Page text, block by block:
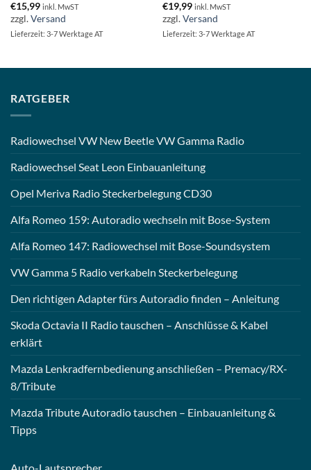
€15,99 inkl. MwST
zzgl.Versand
Lieferzeit: 3-7 Werktage AT
€19,99 inkl. MwST
zzgl.Versand
Lieferzeit: 3-7 Werktage AT
RATGEBER
Radiowechsel VW New Beetle VW Gamma Radio
Radiowechsel Seat Leon Einbauanleitung
Opel Meriva Radio Steckerbelegung CD30
Alfa Romeo 159: Autoradio wechseln mit Bose-System
Alfa Romeo 147: Radiowechsel mit Bose-Soundsystem
VW Gamma 5 Radio verkabeln Steckerbelegung
Den richtigen Adapter fürs Autoradio finden – Anleitung
Skoda Octavia II Radio tauschen – Anschlüsse & Kabel
erklärt
Mazda Lenkradfernbedienung anschließen – Premacy/RX-
8/Tribute
Mazda Tribute Autoradio tauschen – Einbauanleitung &
Tipps
Auto-Lautsprecher